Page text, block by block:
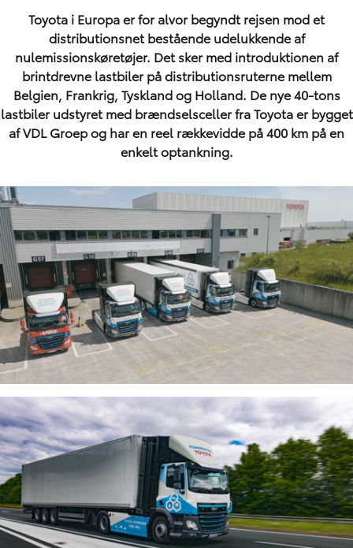
Toyota i Europa er for alvor begyndt rejsen mod et
distributionsnet bestående udelukkende af
nulemissionskøretøjer. Det sker med introduktionen af
brintdrevne lastbiler på distributionsruterne mellem
Belgien, Frankrig, Tyskland og Holland. De nye 40-tons
lastbiler udstyret med brændselsceller fra Toyota er bygget
af VDL Groep og har en reel rækkevidde på 400 km på en
enkelt optankning.